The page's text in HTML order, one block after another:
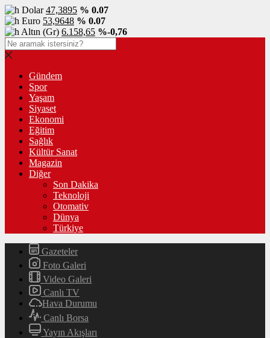
Dolar47,3895 % 0.07
Euro 53,9648 % 0.07
Altın (Gr) 6.158,65 %-0,76
Gündem
Spor
Yaşam
Siyaset
Ekonomi
Eğitim
Sağlık
Kültür Sanat
Magazin
Diğer
Son Dakika
Teknoloji
Otomativ
Dünya
Türkiye
Gazeteler
Foto Galeri
Video Galeri
Canlı TV
Hava Durumu
Canlı Borsa
Yayın Akışları